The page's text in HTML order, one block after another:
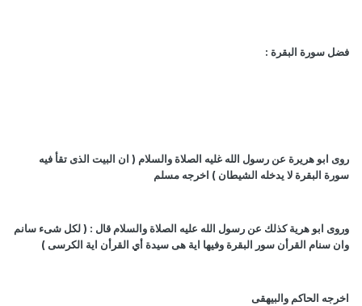
فضل سورة البقرة :
روى ابو هريرة عن رسول الله غليه الصلاة والسلام ( ان البيت الذى تقأ فيه
سورة البقرة لا يدخله الشيطان ) اخرجه مسلم
وروى ابو هرية كذلك عن رسول الله عليه الصلاة والسلام قال : ( لكل شىء سانم
وان سنام القرأن سور البقرة وفيها اية هى سيدة أي القرأن اية الكرسى )
اخرجه الحاكم والبيهقى